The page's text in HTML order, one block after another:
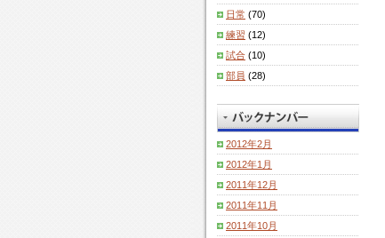
日常 (70)
練習 (12)
試合 (10)
部員 (28)
2012年2月
2012年1月
2011年12月
2011年11月
2011年10月